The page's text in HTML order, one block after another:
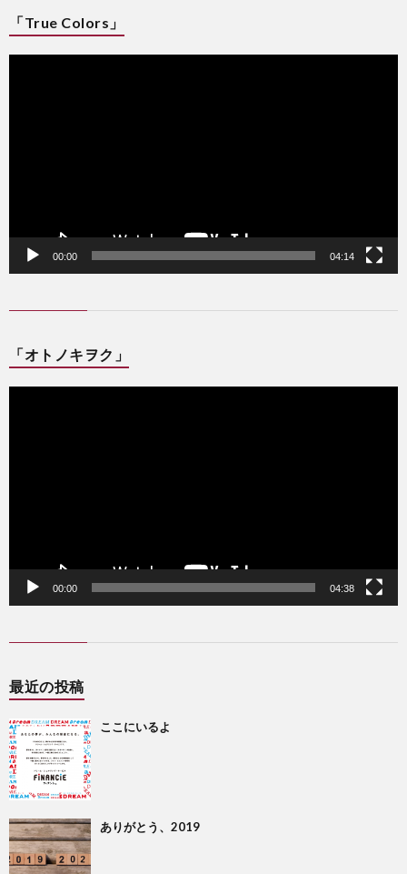
「True Colors」
動
00:00 04:14
「オトノキヲク」
動
00:00 04:38
最近の投稿
ここにいるよ
ありがとう、2019